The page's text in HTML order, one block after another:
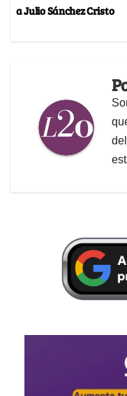
a Julio Sánchez Cristo